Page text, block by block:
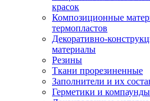
красок
Композиционные
термопластов
Декоративно-
материалы
Резины
Ткани прорезиненные
Заполнители и их
Герметики и компаунды